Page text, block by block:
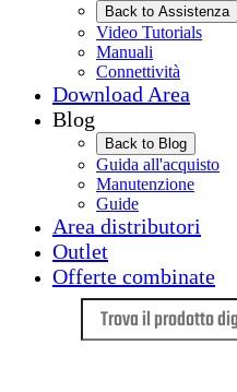
Back to Assistenza
Video Tutorials
Manuali
Connettività
Download Area
Blog
Back to Blog
Guida all'acquisto
Manutenzione
Guide
Area distributori
Outlet
Offerte combinate